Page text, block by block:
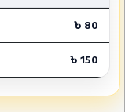
৳ 80
৳ 150